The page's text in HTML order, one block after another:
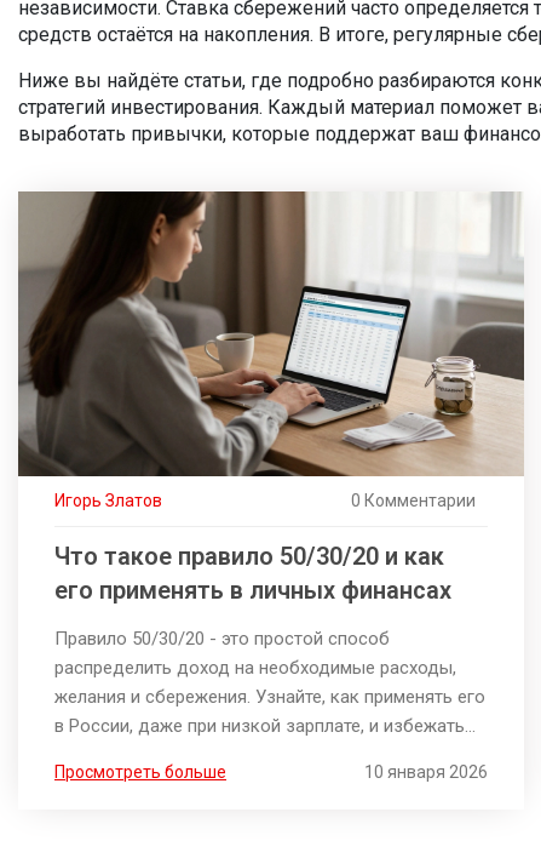
независимости. Ставка сбережений часто
средств остаётся на накопления. В итоге, регулярные
Ниже вы найдёте статьи, где подробно разбираются
стратегий инвестирования. Каждый материал поможет
выработать привычки, которые поддержат ваш
Игорь Златов 0 Комментарии
Что такое правило 50/30/20 и как
его применять в личных финансах
Правило 50/30/20 - это простой способ
распределить доход на необходимые расходы,
желания и сбережения. Узнайте, как применять его
в России, даже при низкой зарплате, и избежать
Просмотреть больше 10 января 2026